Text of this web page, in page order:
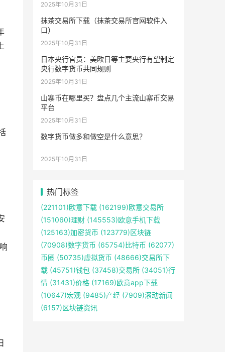
2025年10月31日
抹茶交易所下载（抹茶交易所官网软件入
口）
2025年10月31日
日本央行官员：美欧日等主要央行有望制定
央行数字货币共同规则
2025年10月31日
山寨币在哪里买？盘点几个主流山寨币交易
平台
2025年10月31日
数字货币做多和做空是什么意思？
2025年10月31日
热门标签
(221101)欧意下载 (162199)欧意交易所
(151060)理财 (145553)欧意手机下载
(125163)加密货币 (123779)区块链
(70908)数字货币 (65754)比特币 (62077)
币圈 (50735)虚拟货币 (48666)交易所下
载 (45751)钱包 (37458)交易所 (34051)行
情 (31431)价格 (17169)欧意app下载
(10647)宏观 (9485)产经 (7909)滚动新闻
(6157)区块链资讯